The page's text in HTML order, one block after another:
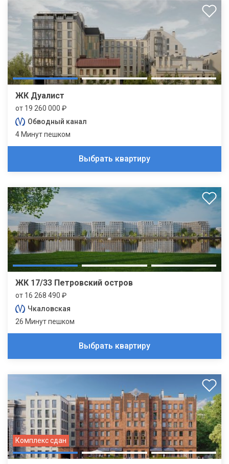
ЖК Дуалист
от 19 260 000 ₽
Обводный канал
4 Минут пешком
Выбрать квартиру
ЖК 17/33 Петровский остров
от 16 268 490 ₽
Чкаловская
26 Минут пешком
Выбрать квартиру
Комплекс сдан